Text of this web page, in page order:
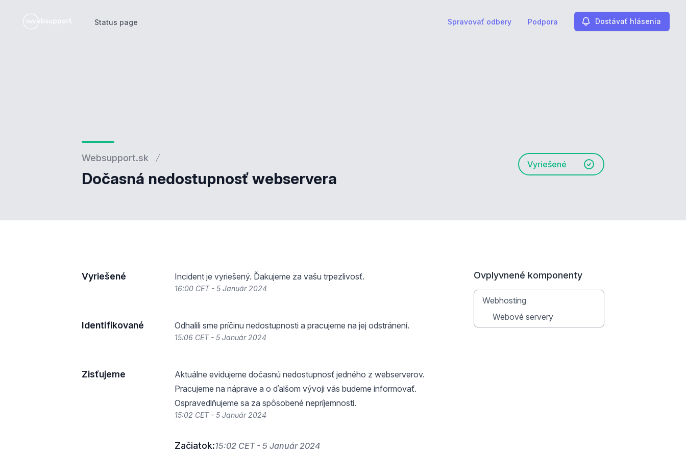
Status page Spravovať odbery Podpora Dostávať hlásenia
Websupport.sk
Dočasná nedostupnosť webservera
Vyriešené
Vyriešené Incident je vyriešený. Ďakujeme za vašu trpezlivosť.
16:00 CET - 5 Január 2024
Identifikované Odhalili sme príčinu nedostupnosti a pracujeme na jej odstránení.
15:06 CET - 5 Január 2024
Zisťujeme
Aktuálne evidujeme dočasnú nedostupnosť jedného z webserverov.
Pracujeme na náprave a o ďalšom vývoji vás budeme informovať.
Ospravedlňujeme sa za spôsobené nepríjemnosti.
15:02 CET - 5 Január 2024
Začiatok:15:02 CET - 5 Január 2024
Ovplyvnené komponenty
Webhosting
Webové servery